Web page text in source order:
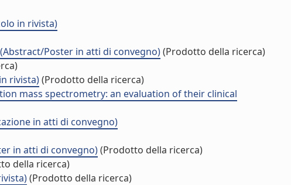
in rivista)
Poster in atti di convegno)(Prodotto della ricerca)
rivista)(Prodotto della ricerca)
mass spectrometry: an evaluation of their clinical
in atti di convegno)
in atti di convegno)(Prodotto della ricerca)
della ricerca)
(Prodotto della ricerca)